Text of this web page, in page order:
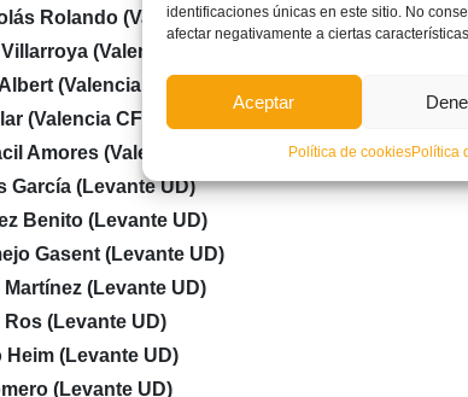
identificaciones únicas en este sitio. No
afectar negativamente a ciertas
Aceptar
Política de cookiesPolítica
Rolando (Valencia CF)
(Valencia CF)
(Valencia CF)
(Valencia CF)
Amores (Valencia CF)
García (Levante UD)
Benito (Levante UD)
Gasent (Levante UD)
(Levante UD)
Ros (Levante UD)
Heim (Levante UD)
(Levante UD)